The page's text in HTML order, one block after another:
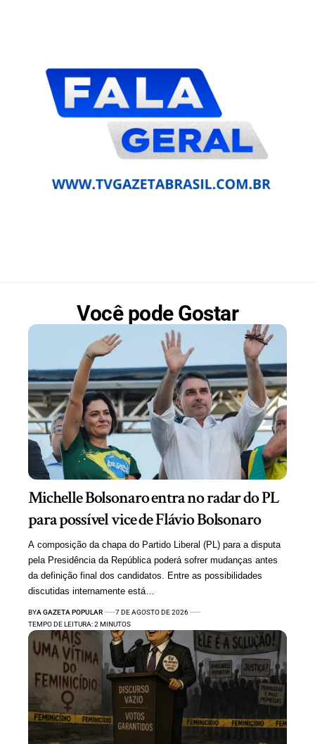
Você pode Gostar
Michelle Bolsonaro entra no radar do PL
para possível vice de Flávio Bolsonaro
A composição da chapa do Partido Liberal (PL) para a disputa
pela Presidência da República poderá sofrer mudanças antes
da definição final dos candidatos. Entre as possibilidades
discutidas internamente está…
BYA GAZETA POPULAR
7 DE AGOSTO DE 2026
TEMPO DE LEITURA: 2 MINUTOS